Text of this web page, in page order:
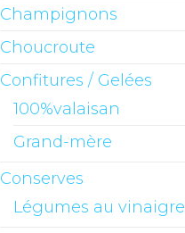
Champignons
Choucroute
Confitures / Gelées
100%valaisan
Grand-mère
Conserves
Légumes au vinaigre